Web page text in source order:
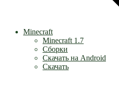
Minecraft
Minecraft 1.7
Сборки
Скачать на Android
Скачать